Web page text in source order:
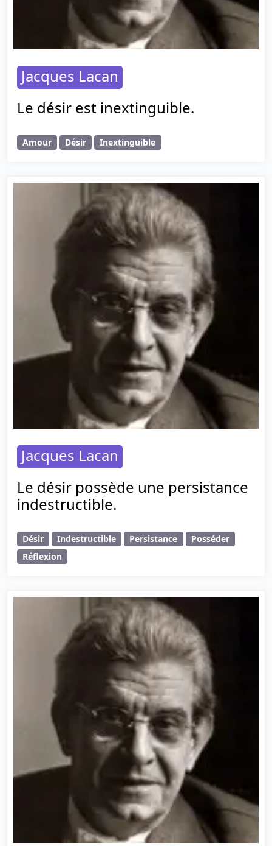
Jacques Lacan
Le désir est inextinguible.
Amour Désir Inextinguible
Jacques Lacan
Le désir possède une persistance
indestructible.
Désir Indestructible Persistance
Posséder
Réflexion